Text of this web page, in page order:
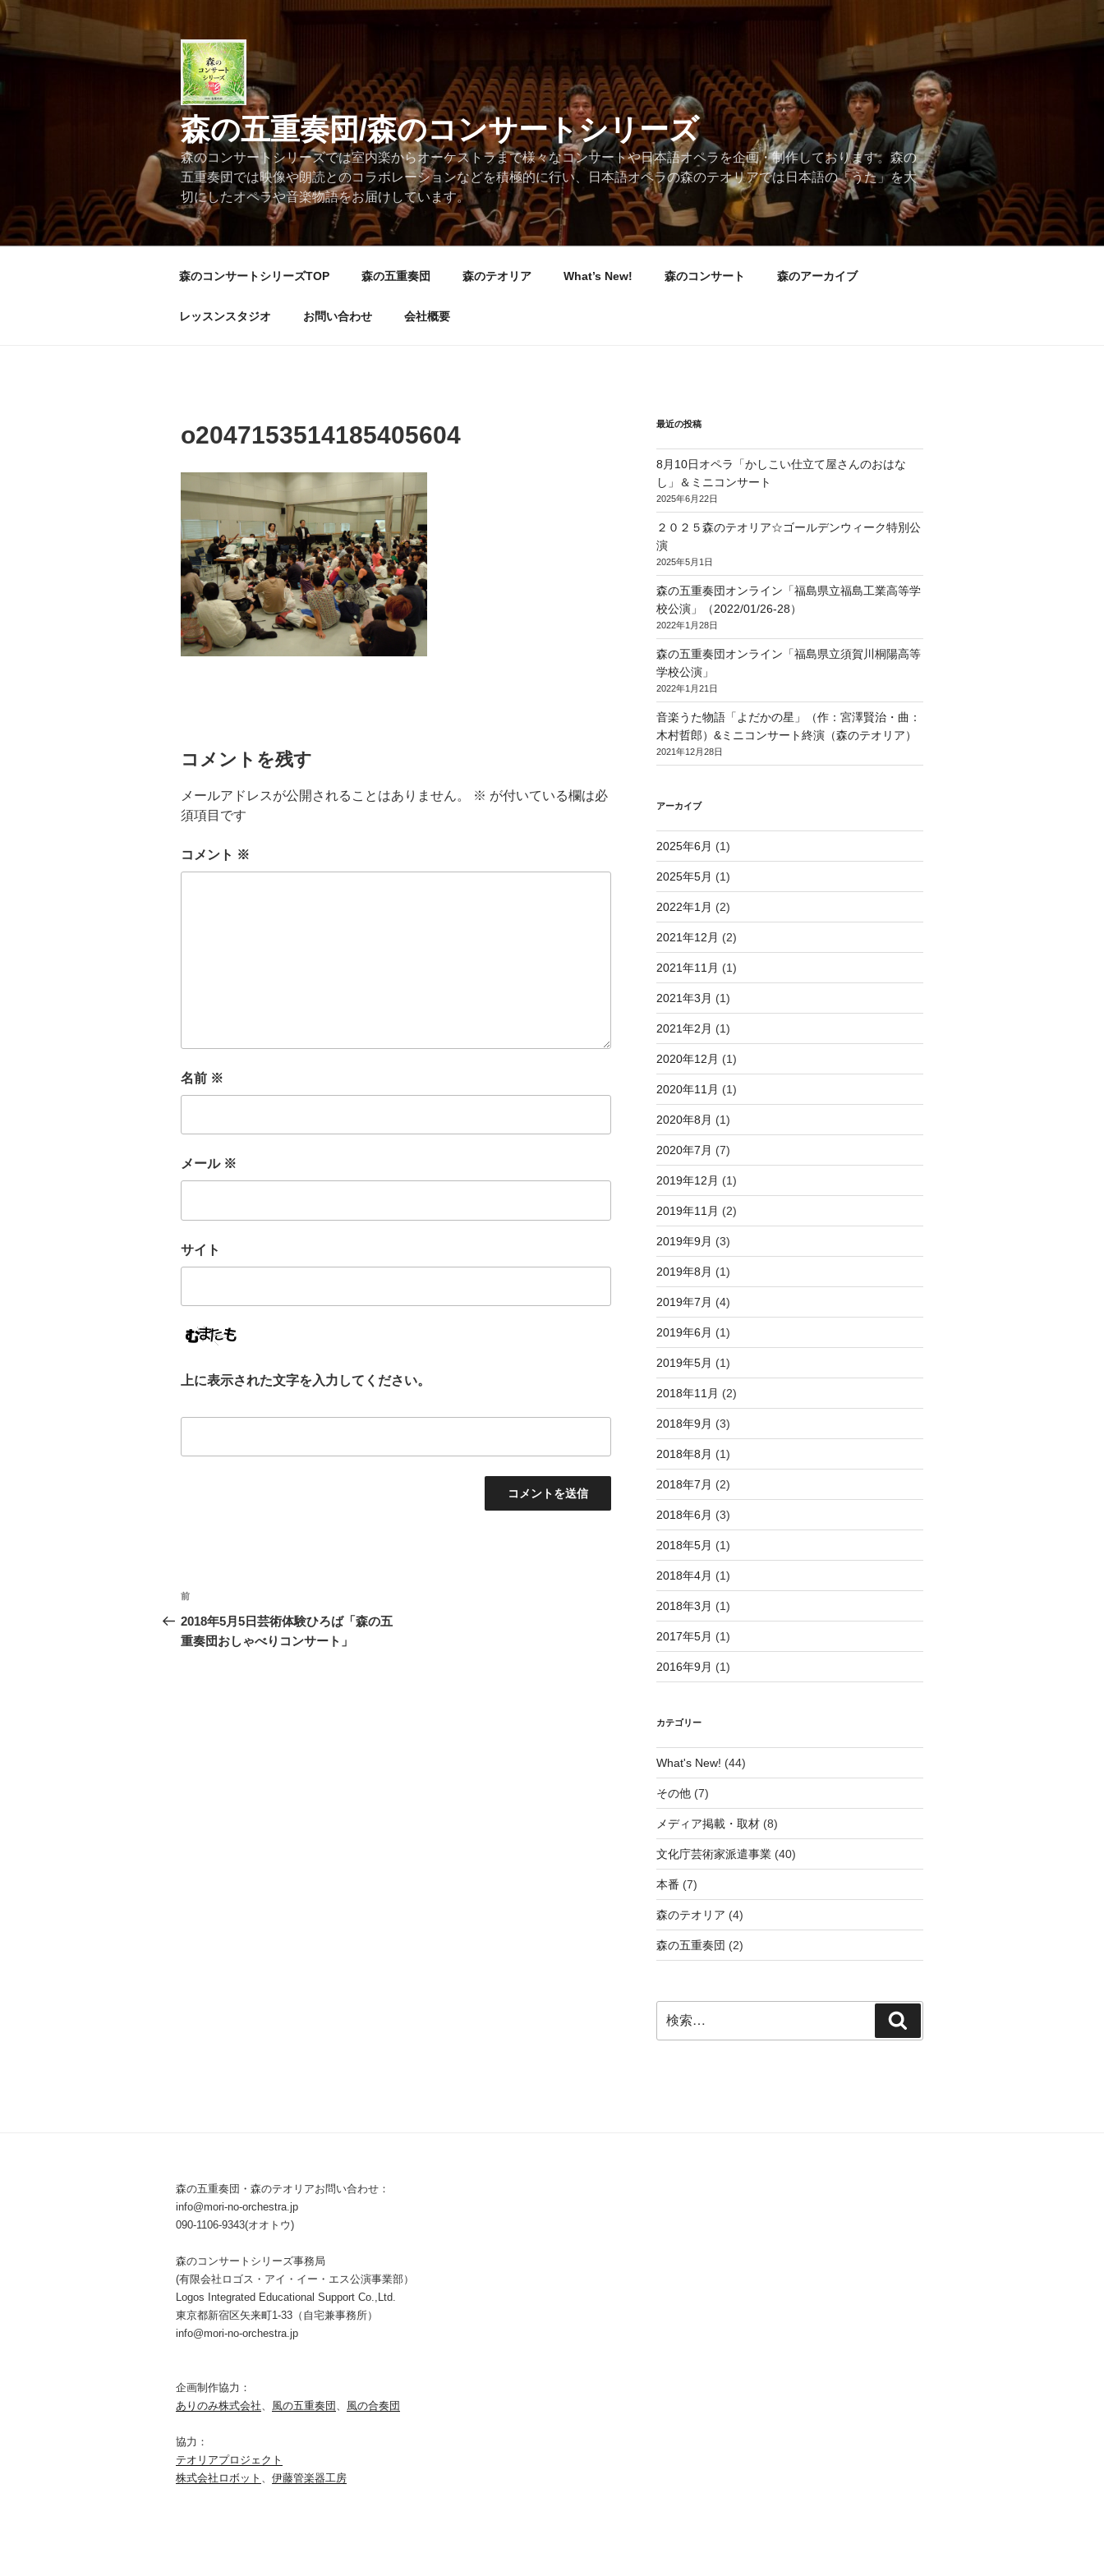
コ
ン
テ
森の五重奏団/森のコンサートシリーズ
森のコンサートシリーズでは室内楽からオーケストラまで様々なコンサートや日本語オペラを企画・制作しております。森の
五重奏団では映像や朗読とのコラボレーションなどを積極的に行い、日本語オペラの森のテオリアでは日本語の「うた」を大
切にしたオペラや音楽物語をお届けしています。
森のコンサートシリーズTOP 森の五重奏団 森のテオリア What’s New! 森のコンサート 森のアーカイブ
レッスンスタジオ お問い合わせ 会社概要
o2047153514185405604
コメントを残す
メールアドレスが公開されることはありません。 ※ が付いている欄は必
須項目です
コメント ※
名前 ※
メール ※
サイト
上に表示された文字を入力してください。
投
稿
ナ
前
の
投
前
2018年5月5日芸術体験ひろば「森の五
重奏団おしゃべりコンサート」
最近の投稿
8月10日オペラ「かしこい仕立て屋さんのおはな
し」＆ミニコンサート
2025年6月22日
２０２５森のテオリア☆ゴールデンウィーク特別公
演
2025年5月1日
森の五重奏団オンライン「福島県立福島工業高等学
校公演」（2022/01/26-28）
2022年1月28日
森の五重奏団オンライン「福島県立須賀川桐陽高等
学校公演」
2022年1月21日
音楽うた物語「よだかの星」（作：宮澤賢治・曲：
木村哲郎）&ミニコンサート終演（森のテオリア）
2021年12月28日
アーカイブ
2025年6月 (1)
2025年5月 (1)
2022年1月 (2)
2021年12月 (2)
2021年11月 (1)
2021年3月 (1)
2021年2月 (1)
2020年12月 (1)
2020年11月 (1)
2020年8月 (1)
2020年7月 (7)
2019年12月 (1)
2019年11月 (2)
2019年9月 (3)
2019年8月 (1)
2019年7月 (4)
2019年6月 (1)
2019年5月 (1)
2018年11月 (2)
2018年9月 (3)
2018年8月 (1)
2018年7月 (2)
2018年6月 (3)
2018年5月 (1)
2018年4月 (1)
2018年3月 (1)
2017年5月 (1)
2016年9月 (1)
カテゴリー
What's New! (44)
その他(7)
メディア掲載・取材(8)
文化庁芸術家派遣事業(40)
本番 (7)
森のテオリア (4)
森の五重奏団 (2)
索:
索
森の五重奏団・森のテオリアお問い合わせ：
info@mori-no-orchestra.jp
090-1106-9343(オオトウ)
森のコンサートシリーズ事務局
(有限会社ロゴス・アイ・イー・エス公演事業部）
Logos Integrated Educational Support Co.,Ltd.
東京都新宿区矢来町1-33（自宅兼事務所）
info@mori-no-orchestra.jp
企画制作協力：
ありのみ株式会社、 風の五重奏団 、 風の合奏団
協力：
テオリアプロジェクト
株式会社ロボット 、 伊藤管楽器工房